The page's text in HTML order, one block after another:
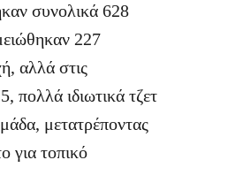
συνολικά 628
227
αλλά στις
πολλά ιδιωτικά τζετ
μετατρέποντας
για τοπικό